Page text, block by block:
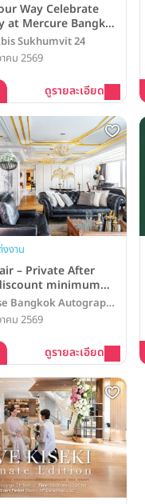
Way Celebrate
at Mercure Bangkok
Wedding Package
49,000
Sukhumvit 24
คม 2569
ดูรายละเอียด
งาน
– Private After
minimum
60,000++ at Hotel
Autograph
Bangkok Autograph
คม 2569
ดูรายละเอียด